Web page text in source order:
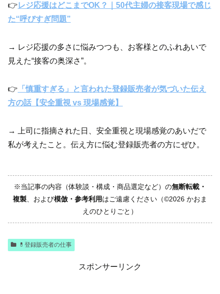
👉レジ応援はどこまでOK？｜50代主婦の接客現場で感じ
た“呼びすぎ問題”
→ レジ応援の多さに悩みつつも、お客様とのふれあいで
見えた“接客の奥深さ”。
👉 「慎重すぎる」と言われた登録販売者が気づいた伝え
方の話【安全重視 vs 現場感覚】
→ 上司に指摘された日、安全重視と現場感覚のあいだで
私が考えたこと。伝え方に悩む登録販売者の方にぜひ。
※当記事の内容（体験談・構成・商品選定など）の無断転載・
複製 、および模倣・参考利用はご遠慮ください（©2026 かおま
えのひとりごと）
💊登録販売者の仕事
スポンサーリンク